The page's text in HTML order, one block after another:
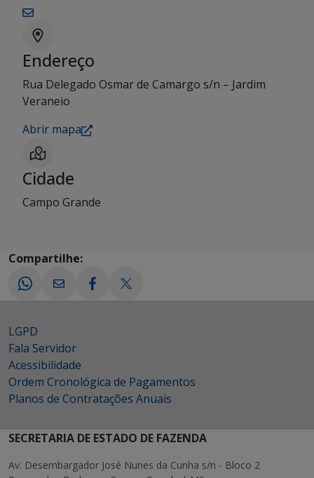
Endereço
Rua Delegado Osmar de Camargo s/n – Jardim
Veraneio
Abrir mapa
Cidade
Campo Grande
Compartilhe:
LGPD
Fala Servidor
Acessibilidade
Ordem Cronológica de Pagamentos
Planos de Contratações Anuais
SECRETARIA DE ESTADO DE FAZENDA
Av. Desembargador José Nunes da Cunha s/n - Bloco 2